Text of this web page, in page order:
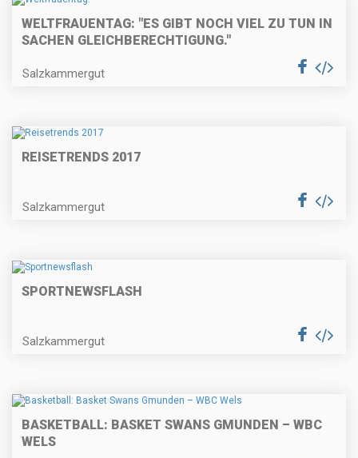
WELTFRAUENTAG: "ES GIBT NOCH VIEL ZU TUN IN
SACHEN GLEICHBERECHTIGUNG."
Salzkammergut
REISETRENDS 2017
Salzkammergut
SPORTNEWSFLASH
Salzkammergut
BASKETBALL: BASKET SWANS GMUNDEN – WBC
WELS